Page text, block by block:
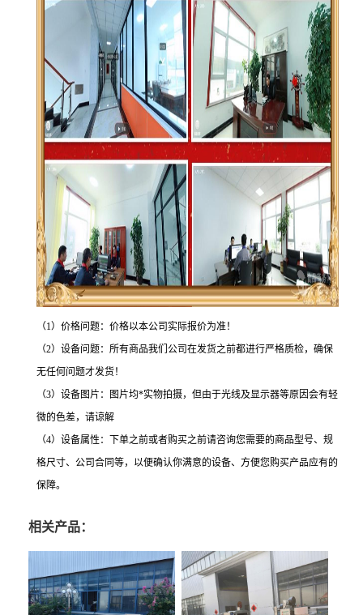
（1）价格问题：价格以本公司实际报价为准！
（2）设备问题：所有商品我们公司在发货之前都进行严格质检，确保
无任何问题才发货！
（3）设备图片：图片均*实物拍摄，但由于光线及显示器等原因会有轻
微的色差，请谅解
（4）设备属性：下单之前或者购买之前请咨询您需要的商品型号、规
格尺寸、公司合同等，以便确认你满意的设备、方便您购买产品应有的
保障。
相关产品：